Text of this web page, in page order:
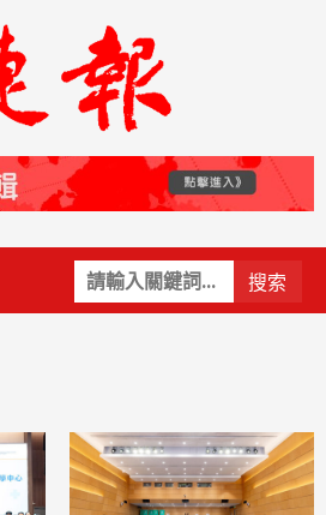
關
鍵
Primary
Menu